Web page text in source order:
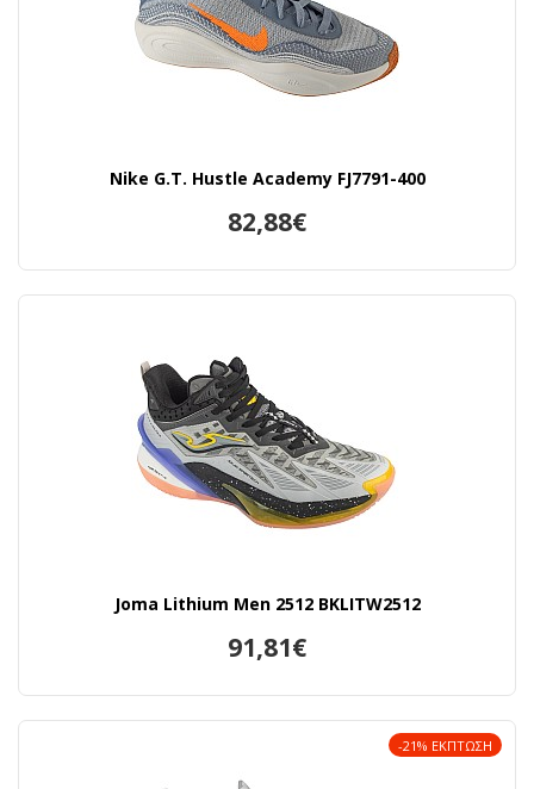
Nike G.T. Hustle Academy FJ7791-400
82,88€
Joma Lithium Men 2512 BKLITW2512
91,81€
-21% ΕΚΠΤΩΣΗ